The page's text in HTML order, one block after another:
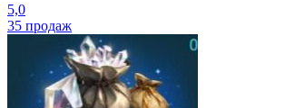
5,0
35 продаж